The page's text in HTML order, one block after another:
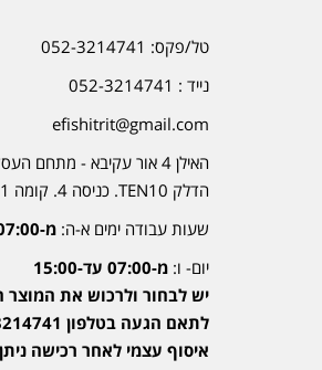
טל/פקס: 052-3214741
נייד : 052-3214741
efishitrit@gmail.com
האילן 4 אור עקיבא - מתחם
הדלק TEN10. כניסה 4. קומה 1
שעות עבודה ימים א-ה: מ-07:00 עד-20:00
יום- ו: מ-07:00 עד-15:00
יש לבחור ולרכוש את
לתאם הגעה בטלפון 052-3214741
איסוף עצמי לאחר רכישה